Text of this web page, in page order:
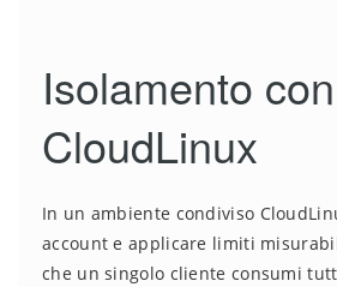
Isolamento con
CloudLinux
In un ambiente condiviso
account e applicare limiti
che un singolo cliente consumi